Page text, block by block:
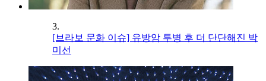
3.
[브라보 문화 이슈] 유방암 투병 후 더 단단해진 박
미선